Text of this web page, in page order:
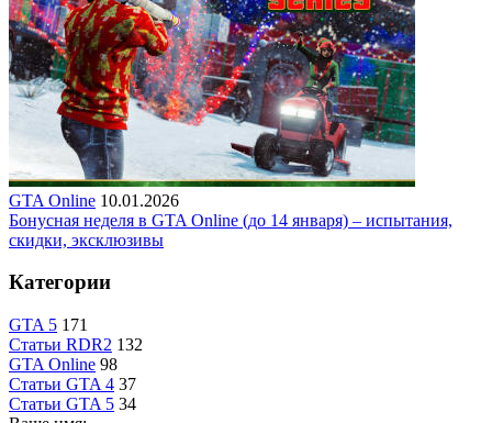
GTA Online 10.01.2026
Бонусная неделя в GTA Online (до 14 января) – испытания,
скидки, эксклюзивы
Категории
GTA 5 171
Статьи RDR2 132
GTA Online 98
Статьи GTA 4 37
Статьи GTA 5 34